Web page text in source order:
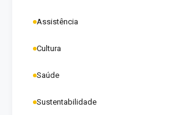
Assistência
Cultura
Saúde
Sustentabilidade